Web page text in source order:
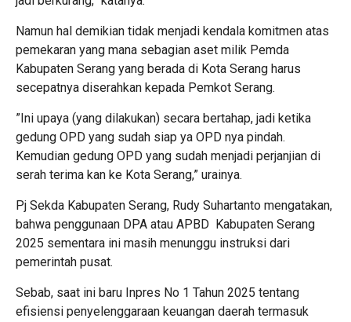
Namun hal demikian tidak menjadi kendala komitmen atas
pemekaran yang mana sebagian aset milik Pemda
Kabupaten Serang yang berada di Kota Serang harus
secepatnya diserahkan kepada Pemkot Serang.
”Ini upaya (yang dilakukan) secara bertahap, jadi ketika
gedung OPD yang sudah siap ya OPD nya pindah.
Kemudian gedung OPD yang sudah menjadi perjanjian di
serah terima kan ke Kota Serang,” urainya.
Pj Sekda Kabupaten Serang, Rudy Suhartanto mengatakan,
bahwa penggunaan DPA atau APBD Kabupaten Serang
2025 sementara ini masih menunggu instruksi dari
pemerintah pusat.
Sebab, saat ini baru Inpres No 1 Tahun 2025 tentang
efisiensi penyelenggaraan keuangan daerah termasuk